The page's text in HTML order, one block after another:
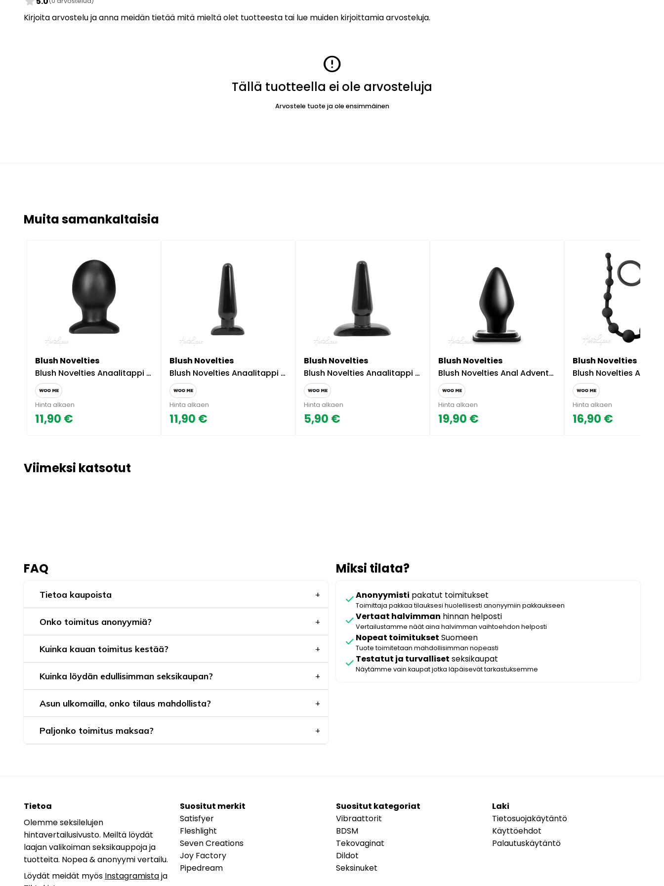
Kirjoita arvostelu ja anna meidän tietää mitä mieltä olet tuotteesta tai lue muiden kirjoittamia arvosteluja.
error
Tällä tuotteella ei ole arvosteluja
Arvostele tuote ja ole ensimmäinen
Muita samankaltaisia
Blush Novelties
Blush Novelties Anaalitappi Anal Adventures Orb Musta
Hinta alkaen
11,90 €
Blush Novelties
Blush Novelties Anaalitappi Anal Adventures Iso Musta
Hinta alkaen
11,90 €
Blush Novelties
Blush Novelties Anaalitappi Anal Adventures Pieni Musta
Hinta alkaen
5,90 €
Blush Novelties
Blush Novelties Anal Adventures XXL Anaalitappi
Hinta alkaen
19,90 €
Blush Novelties
Blush Novelties Anaalihelmet Anal
Hinta alkaen
16,90 €
Viimeksi katsotut
FAQ
Tietoa kaupoista
Onko toimitus anonyymiä?
Kuinka kauan toimitus kestää?
Kuinka löydän edullisimman seksikaupan?
Asun ulkomailla, onko tilaus mahdollista?
Paljonko toimitus maksaa?
Miksi tilata?
checkAnonyymisti pakatut toimitukset
Toimittaja pakkaa tilauksesi huolellisesti anonyymiin pakkaukseen
checkVertaat halvimman hinnan helposti
Vertailustamme näät aina halvimman vaihtoehdon helposti
check Nopeat toimitukset Suomeen
Tuote toimitetaan mahdollisimman nopeasti
check Testatut ja turvalliset seksikaupat
Näytämme vain kaupat jotka läpäisevät tarkastuksemme
Tietoa
Olemme seksilelujen
hintavertailusivusto. Meiltä löydät
laajan valikoiman seksikauppoja ja
tuotteita. Nopea & anonyymi vertailu.
Löydät meidät myös Instagramistaja
Suositut merkit
Satisfyer
Fleshlight
Seven Creations
Joy Factory
Pipedream
Suositut kategoriat
Vibraattorit
BDSM
Tekovaginat
Dildot
Seksinuket
Laki
Tietosuojakäytäntö
Käyttöehdot
Palautuskäytäntö